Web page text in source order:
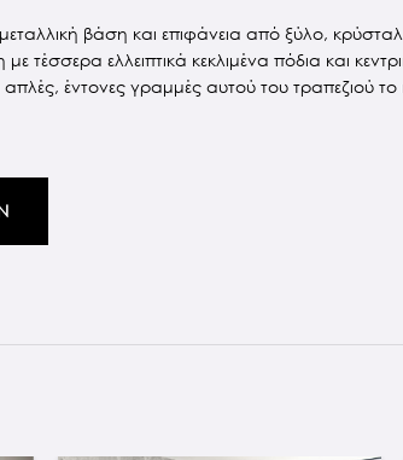
βάση και επιφάνεια από ξύλο,
τέσσερα ελλειπτικά κεκλιμένα πόδια και
απλές, έντονες γραμμές αυτού του τραπεζιού